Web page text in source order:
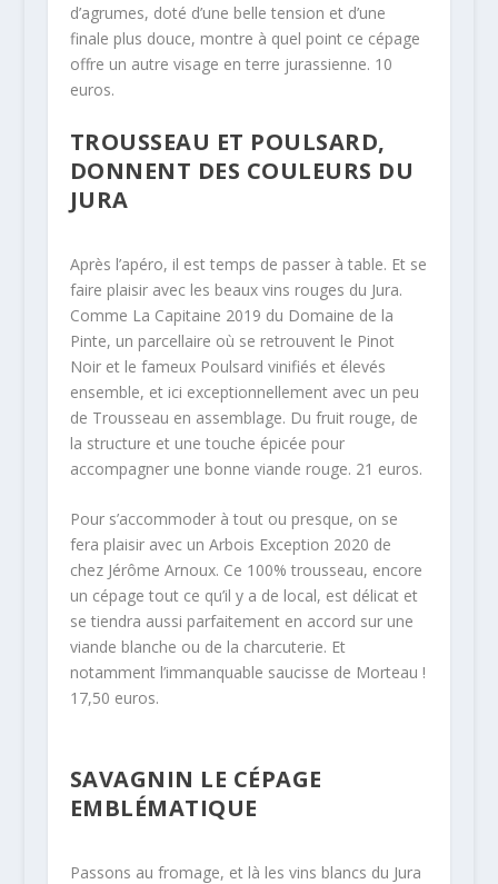
d’agrumes, doté d’une belle tension et d’une
finale plus douce, montre à quel point ce cépage
offre un autre visage en terre jurassienne. 10
euros.
TROUSSEAU ET POULSARD,
DONNENT DES COULEURS DU
JURA
Après l’apéro, il est temps de passer à table. Et se
faire plaisir avec les beaux vins rouges du Jura.
Comme La Capitaine 2019 du Domaine de la
Pinte, un parcellaire où se retrouvent le Pinot
Noir et le fameux Poulsard vinifiés et élevés
ensemble, et ici exceptionnellement avec un peu
de Trousseau en assemblage. Du fruit rouge, de
la structure et une touche épicée pour
accompagner une bonne viande rouge. 21 euros.
Pour s’accommoder à tout ou presque, on se
fera plaisir avec un Arbois Exception 2020 de
chez Jérôme Arnoux. Ce 100% trousseau, encore
un cépage tout ce qu’il y a de local, est délicat et
se tiendra aussi parfaitement en accord sur une
viande blanche ou de la charcuterie. Et
notamment l’immanquable saucisse de Morteau !
17,50 euros.
SAVAGNIN LE CÉPAGE
EMBLÉMATIQUE
Passons au fromage, et là les vins blancs du Jura